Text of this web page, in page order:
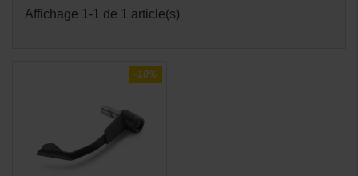
Affichage 1-1 de 1 article(s)
-10%